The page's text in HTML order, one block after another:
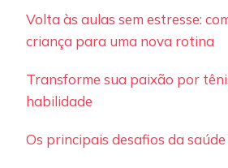
Volta às aulas sem estresse:
criança para uma nova rotina
Transforme sua paixão por
habilidade
Os principais desafios da